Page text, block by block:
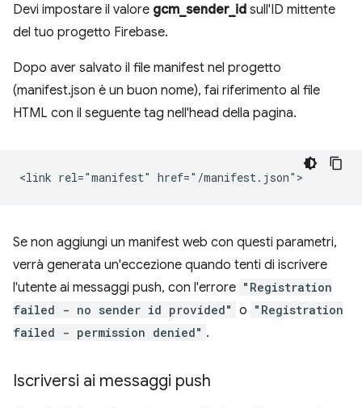
Devi impostare il valore gcm_sender_id sull'ID mittente
del tuo progetto Firebase.
Dopo aver salvato il file manifest nel progetto
(manifest.json è un buon nome), fai riferimento al file
HTML con il seguente tag nell'head della pagina.
Se non aggiungi un manifest web con questi parametri,
verrà generata un'eccezione quando tenti di iscrivere
l'utente ai messaggi push, con l'errore "Registration
failed - no sender id provided" o "Registration
failed - permission denied" .
Iscriversi ai messaggi push